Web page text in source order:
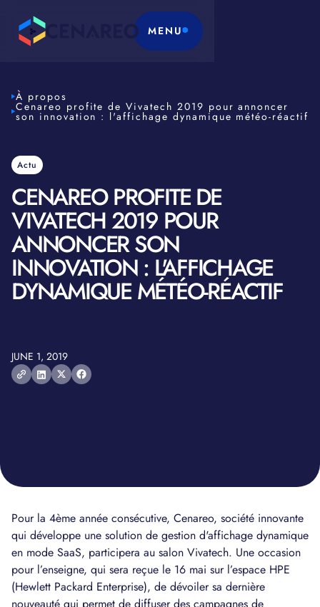
MENU
À propos
Cenareo profite de Vivatech 2019 pour annoncer
son innovation : l'affichage dynamique météo-réactif
Actu
CENAREO PROFITE DE
VIVATECH 2019 POUR
ANNONCER SON
INNOVATION : L'AFFICHAGE
DYNAMIQUE MÉTÉO-RÉACTIF
JUNE 1, 2019
Pour la 4ème année consécutive, Cenareo, société innovante
qui développe une solution de gestion d'affichage dynamique
en mode SaaS, participera au salon Vivatech. Une occasion
pour l’enseigne, qui sera reçue le 16 mai sur l’espace HPE
(Hewlett Packard Enterprise), de dévoiler sa dernière